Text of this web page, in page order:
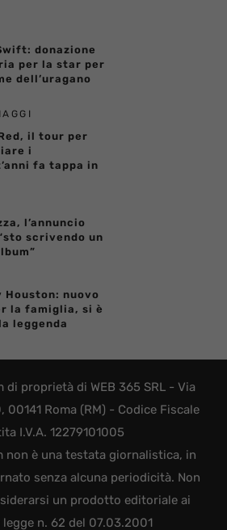
donazione
per la star per
dell’uragano
il tour per
i
fa tappa in
l’annuncio
scrivendo un
Houston: nuovo
la famiglia, si è
leggenda
di proprietà di WEB 365 SRL - Via
00141 Roma (RM) - Codice Fiscale
I.V.A. 12279101005
non è una testata giornalistica, in
senza alcuna periodicità. Non
un prodotto editoriale ai
legge n. 62 del 07.03.2001